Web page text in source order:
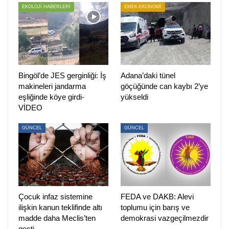
11 YIL SÜREN YARGILAMA HÜSEYİN KARABABA’NIN
LEHİNE SONUÇLANDI
Hüseyin Karababa, Sivas Valiliği’ne karşı Madımak Kültür
Merkezi’nde bulunan anıttan katliamda yaşamını yitiren
kardeşi Gülsüm Karababa’nın adının kaldırılması istemiyle
açtığı davayı kazandı.
Karababa, kardeşinin adının anıttan kaldırılması için 2011
yargılama Karababa’nın lehine sonuçlandı.
Danıştay 8. Dairesi’nin verdiği karar doğrultusunda Sivas
Katliamı’nda yaşamını yitiren Gülsüm Karababa’nın adı
Madımak Kültür Merkezi’ndeki anıttan kaldırılacak.
“BENİM KARDEŞİM BASİT BİR OLAYDA ÖLMEDİ,
KATLİAMDA HAYATINI KAYBETTİ”
EKOLOJİ HABERLERİ
Bingöl’de JES gerginliği: İş
makineleri jandarma
eşliğinde köye girdi-
VİDEO
EMEK-EKONOMİ
Adana’daki tünel
göçüğünde can kaybı 2’ye
yükseldi
GÜNCEL
Çocuk infaz sistemine
ilişkin kanun teklifinde altı
madde daha Meclis’ten
GÜNCEL
FEDA ve DAKB: Alevi
toplumu için barış ve
demokrasi vazgeçilmezdir